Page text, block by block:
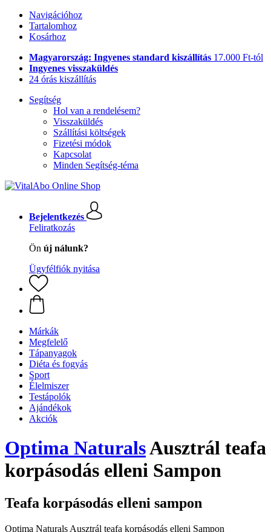
Navigációhoz
Tartalomhoz
Kosárhoz
Magyarország: Ingyenes standard kiszállítás 17.000 Ft-tól
Ingyenes visszaküldés
24 órás kiszállítás
Segítség
Hol van a rendelésem?
Visszaküldés
Szállítási költségek
Fizetési módok
Kapcsolat
Minden Segítség-téma
Bejelentkezés
Feliratkozás
Ön új nálunk?
Ügyfélfiók nyitása
Márkák
Megfelelő
Tápanyagok
Diéta és fogyás
Sport
Élelmiszer
Testápolók
Ajándékok
Akciók
Optima NaturalsAusztrál teafa
korpásodás elleni Sampon
Teafa korpásodás elleni sampon
Optima Naturals Ausztrál teafa korpásodás elleni Sampon